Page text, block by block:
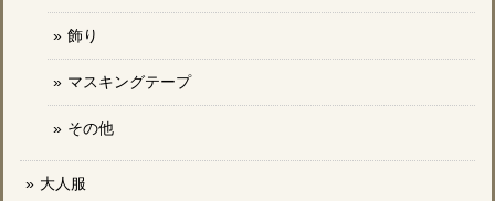
飾り
マスキングテープ
その他
大人服